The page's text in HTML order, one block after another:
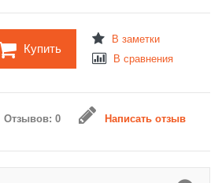
Купить
В заметки
В сравнения
Отзывов: 0 Написать отзыв